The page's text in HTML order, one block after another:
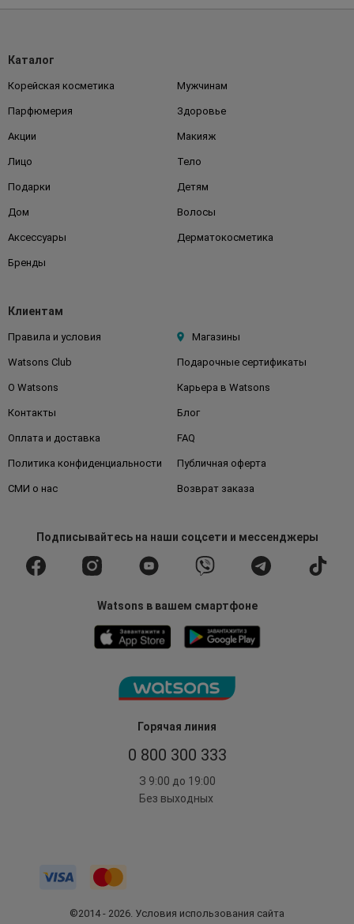
Горячая линия
0 800 300 333
З 9:00 до 19:00
Без выходных
Каталог
Корейская косметика Мужчинам
Парфюмерия Здоровье
Акции Макияж
Лицо Тело
Подарки Детям
Дом Волосы
Аксессуары Дерматокосметика
Бренды
Клиентам
Правила и условия Магазины
Watsons Club Подарочные сертификаты
О Watsons Карьера в Watsons
Контакты Блог
Оплата и доставка FAQ
Политика конфиденциальности Публичная оферта
СМИ о нас Возврат заказа
Подписывайтесьна наши соцсети и мессенджеры
Watsons в вашем смартфоне
©2014 - 2026. Условия использования сайта